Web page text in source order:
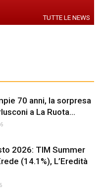
TUTTE LE NEWS
70 anni, la sorpresa
a La Ruota...
2026: TIM Summer
(14.1%), L’Eredità